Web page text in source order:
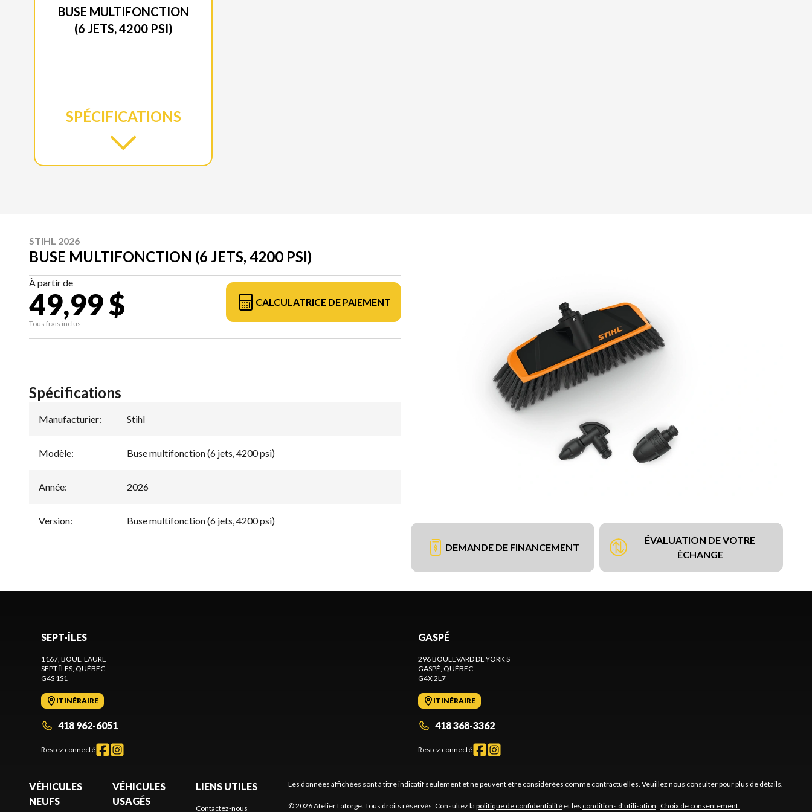
BUSE MULTIFONCTION
(6 JETS, 4200 PSI)
SPÉCIFICATIONS
STIHL 2026
BUSE MULTIFONCTION (6 JETS, 4200 PSI)
À partir de
49,99 $
Tous frais inclus
CALCULATRICE DE PAIEMENT
DEMANDE DE FINANCEMENT
ÉVALUATION DE VOTRE
ÉCHANGE
Spécifications
Manufacturier: Stihl
Modèle: Buse multifonction (6 jets, 4200 psi)
Année: 2026
Version: Buse multifonction (6 jets, 4200 psi)
SEPT-ÎLES
1167, BOUL. LAURE
SEPT-ÎLES, QUÉBEC
G4S 1S1
ITINÉRAIRE
418 962-6051
Restez connecté
GASPÉ
296 BOULEVARD DE YORK S
GASPÉ, QUÉBEC
G4X 2L7
ITINÉRAIRE
418 368-3362
Restez connecté
VÉHICULES
NEUFS
VÉHICULES
USAGÉS
LIENS UTILES
Contactez-nous
Les données affichées sont à titre indicatif seulement et ne peuvent être considérées comme contractuelles. Veuillez nous consulter pour plus de détails.
© 2026 Atelier Laforge. Tous droits réservés. Consultez la politique de confidentialité et les conditions d'utilisation. Choix de consentement.